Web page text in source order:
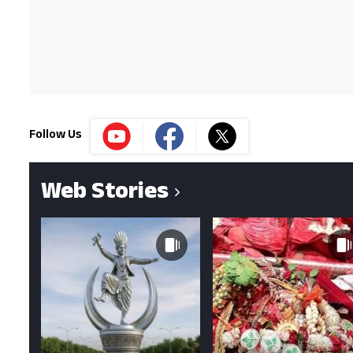
Follow Us
Web Stories